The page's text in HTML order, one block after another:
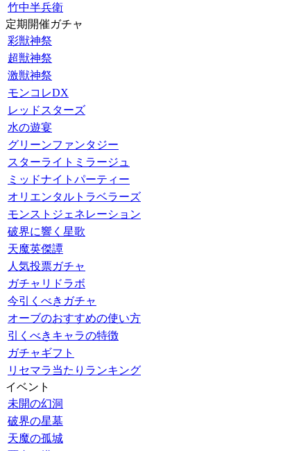
竹中半兵衛
定期開催ガチャ
彩獣神祭
超獣神祭
激獣神祭
モンコレDX
レッドスターズ
水の遊宴
グリーンファンタジー
スターライトミラージュ
ミッドナイトパーティー
オリエンタルトラベラーズ
モンストジェネレーション
破界に響く星歌
天魔英傑譚
人気投票ガチャ
ガチャリドラボ
今引くべきガチャ
オーブのおすすめの使い方
引くべきキャラの特徴
ガチャギフト
リセマラ当たりランキング
イベント
未開の幻洞
破界の星墓
天魔の孤城